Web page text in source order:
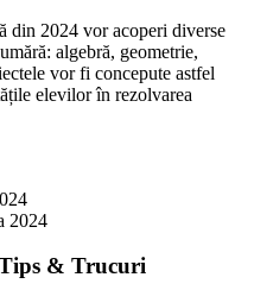
din 2024 vor acoperi diverse
algebră, geometrie,
vor fi concepute astfel
elevilor în rezolvarea
2024
& Trucuri